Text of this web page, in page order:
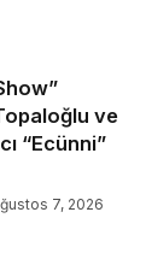
ve
“Ecünni”
7, 2026